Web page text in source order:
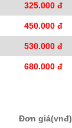
325.000 đ
450.000 đ
530.000 đ
680.000 đ
Đơn giá(vnđ)